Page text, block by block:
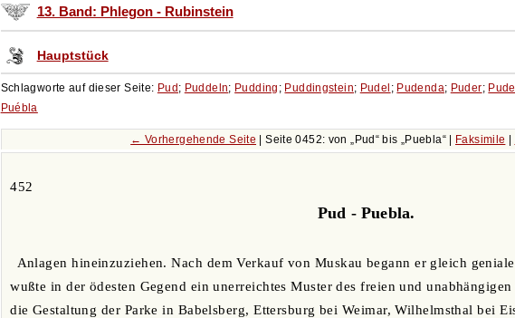
13. Band: Phlegon - Rubinstein
Hauptstück
Schlagworte auf dieser Seite: Pud; Puddeln; Pudding ; Puddingstein; Pudel ; Pudenda; Puder;
Puébla
← Vorhergehende Seite | Seite 0452: von Pud bis Puebla | Faksimile
452
Pud - Puebla.
Anlagen hineinzuziehen. Nach dem Verkauf von Muskau begann er gleich
wußte in der ödesten Gegend ein unerreichtes Muster des freien und
die Gestaltung der Parke in Babelsberg, Ettersburg bei Weimar, Wilhelmsthal bei